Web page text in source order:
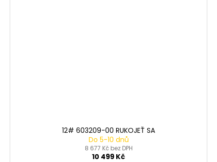
12# 603209-00 RUKOJEŤ SA
Do 5-10 dnů
8 677 Kč bez DPH
10 499 Kč